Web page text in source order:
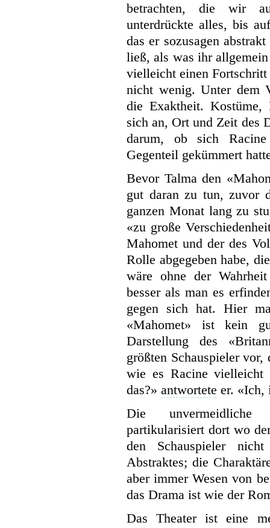
betrachten, die wir
unterdrückte alles, bis
das er sozusagen
ließ, als was ihr
vielleicht einen
nicht wenig. Unter dem
die Exaktheit. Kostüme,
sich an, Ort und Zeit des
darum, ob sich
Gegenteil gekümmert
Bevor Talma den
gut daran zu tun, zuvor
ganzen Monat lang zu
«zu große
Mahomet und der des
Rolle abgegeben habe,
wäre ohne der
besser als man es
gegen sich hat. Hier
«Mahomet» ist kein
Darstellung des
größten Schauspieler
wie es Racine
das?» antwortete er. «Ich,
Die unvermeidliche
partikularisiert dort wo
den Schauspieler
Abstraktes; die
aber immer Wesen von
das Drama ist wie der
Das Theater ist eine